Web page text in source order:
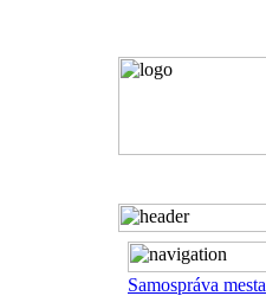
Samospráva mesta